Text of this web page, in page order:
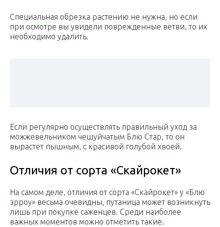
Специальная обрезка растению не нужна, но если
при осмотре вы увидели поврежденные ветви, то их
необходимо удалить.
Если регулярно осуществлять правильный уход за
можжевельником чешуйчатым Блю Стар, то он
вырастет пышным, с красивой голубой хвоей.
Отличия от сорта «Скайрокет»
На самом деле, отличия от сорта «Скайрокет» у «Блю
эрроу» весьма очевидны, путаница может возникнуть
лишь при покупке саженцев. Среди наиболее
важных моментов можно отметить такие.